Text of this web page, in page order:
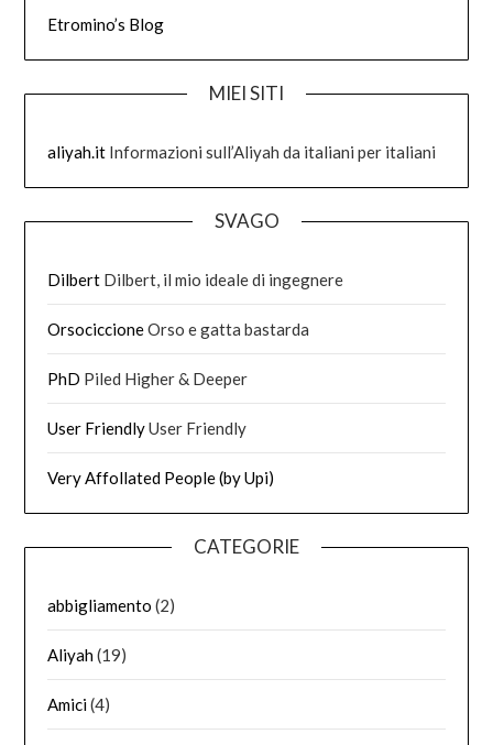
Etromino’s Blog
MIEI SITI
aliyah.it Informazioni sull’Aliyah da italiani per italiani
SVAGO
Dilbert Dilbert, il mio ideale di ingegnere
OrsociccioneOrso e gatta bastarda
PhD Piled Higher & Deeper
User FriendlyUser Friendly
Very Affollated People (by Upi)
CATEGORIE
abbigliamento (2)
Aliyah(19)
Amici(4)